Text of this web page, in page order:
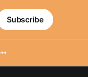
Subscribe